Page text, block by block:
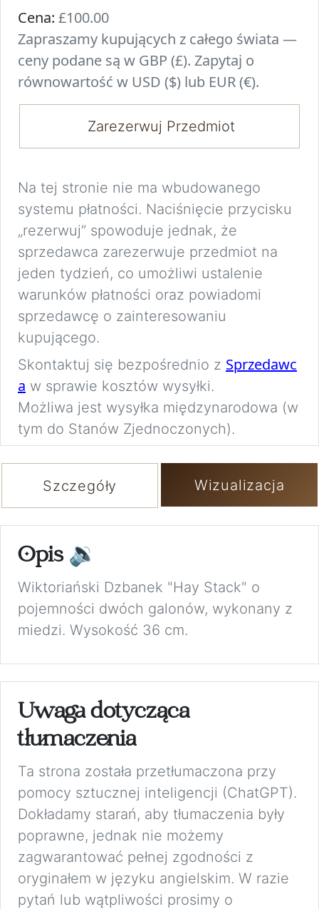
Cena: £100.00
Zapraszamy kupujących z całego świata —
ceny podane są w GBP (£). Zapytaj o
równowartość w USD ($) lub EUR (€).
Zarezerwuj Przedmiot
Na tej stronie nie ma wbudowanego
systemu płatności. Naciśnięcie przycisku
„rezerwuj” spowoduje jednak, że
sprzedawca zarezerwuje przedmiot na
jeden tydzień, co umożliwi ustalenie
warunków płatności oraz powiadomi
sprzedawcę o zainteresowaniu
kupującego.
Skontaktuj się bezpośrednio z Sprzedawc
a w sprawie kosztów wysyłki.
Możliwa jest wysyłka międzynarodowa (w
tym do Stanów Zjednoczonych).
Szczegóły Wizualizacja
Opis 🔉
Wiktoriański Dzbanek "Hay Stack" o
pojemności dwóch galonów, wykonany z
miedzi. Wysokość 36 cm.
Uwaga dotycząca
tłumaczenia
Ta strona została przetłumaczona przy
pomocy sztucznej inteligencji (ChatGPT).
Dokładamy starań, aby tłumaczenia były
poprawne, jednak nie możemy
zagwarantować pełnej zgodności z
oryginałem w języku angielskim. W razie
pytań lub wątpliwości prosimy o